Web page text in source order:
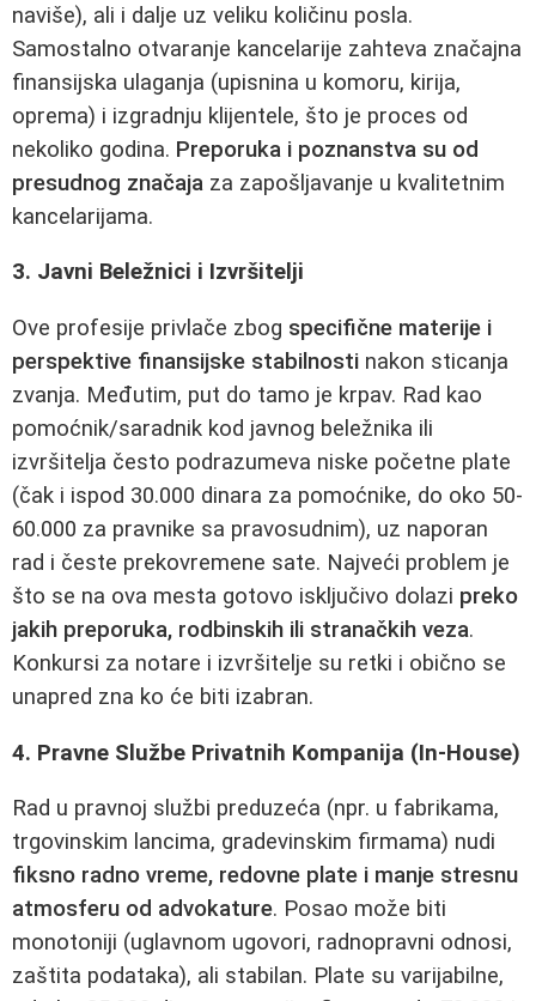
naviše), ali i dalje uz veliku količinu posla.
Samostalno otvaranje kancelarije zahteva značajna
finansijska ulaganja (upisnina u komoru, kirija,
oprema) i izgradnju klijentele, što je proces od
nekoliko godina. Preporuka i poznanstva su od
presudnog značaja za zapošljavanje u kvalitetnim
kancelarijama.
3. Javni Beležnici i Izvršitelji
Ove profesije privlače zbog specifične materije i
perspektive finansijske stabilnosti nakon sticanja
zvanja. Međutim, put do tamo je krpav. Rad kao
pomoćnik/saradnik kod javnog beležnika ili
izvršitelja često podrazumeva niske početne plate
(čak i ispod 30.000 dinara za pomoćnike, do oko 50-
60.000 za pravnike sa pravosudnim), uz naporan
rad i česte prekovremene sate. Najveći problem je
što se na ova mesta gotovo isključivo dolazi preko
jakih preporuka, rodbinskih ili stranačkih veza.
Konkursi za notare i izvršitelje su retki i obično se
unapred zna ko će biti izabran.
4. Pravne Službe Privatnih Kompanija (In-House)
Rad u pravnoj službi preduzeća (npr. u fabrikama,
trgovinskim lancima, gradevinskim firmama) nudi
fiksno radno vreme, redovne plate i manje stresnu
atmosferu od advokature. Posao može biti
monotoniji (uglavnom ugovori, radnopravni odnosi,
zaštita podataka), ali stabilan. Plate su varijabilne,